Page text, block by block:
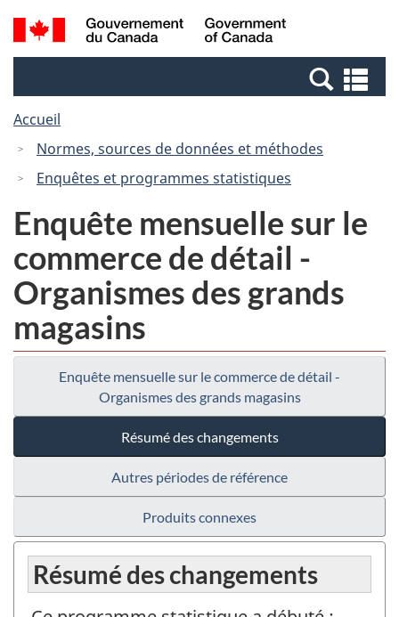
Passer
au
Passer
à
Canada
Recherche
et
et
Accueil
Normes, sources de données et méthodes
Enquêtes et programmes statistiques
Enquête mensuelle sur le
commerce de détail -
Organismes des grands
magasins
Enquête mensuelle sur le commerce de détail -
Organismes des grands magasins
Résumé des changements
Autres périodes de référence
Produits connexes
Résumé des changements